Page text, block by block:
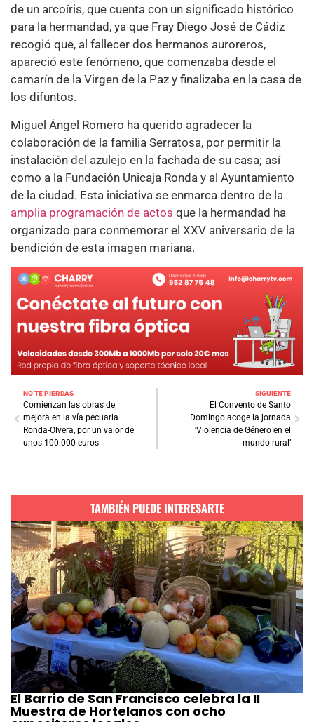
de un arcoíris, que cuenta con un significado histórico
para la hermandad, ya que Fray Diego José de Cádiz
recogió que, al fallecer dos hermanos auroreros,
apareció este fenómeno, que comenzaba desde el
camarín de la Virgen de la Paz y finalizaba en la casa de
los difuntos.
Miguel Ángel Romero ha querido agradecer la
colaboración de la familia Serratosa, por permitir la
instalación del azulejo en la fachada de su casa; así
como a la Fundación Unicaja Ronda y al Ayuntamiento
de la ciudad. Esta iniciativa se enmarca dentro de la
amplia programación de actos que la hermandad ha
organizado para conmemorar el XXV aniversario de la
bendición de esta imagen mariana.
NO TE PIERDAS
Comienzan las obras de
mejora en la vía pecuaria
Ronda-Olvera, por un valor de
unos 100.000 euros
SIGUIENTE
El Convento de Santo
Domingo acoge la jornada
‘Violencia de Género en el
mundo rural’
TAMBIÉN PUEDE INTERESARTE
El Barrio de San Francisco celebra la II
Muestra de Hortelanos con ocho